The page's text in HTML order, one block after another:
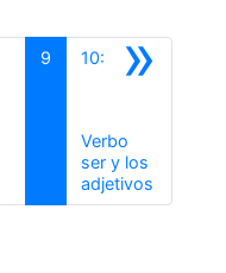
9 »
10:
Verbo
ser y los
adjetivosSiguiente